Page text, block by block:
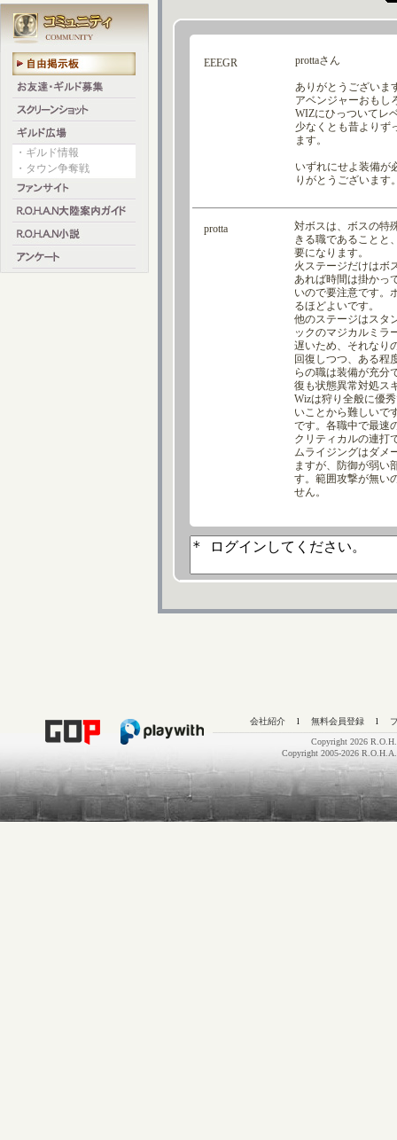
・ギルド情報
・タウン争奪戦
会社紹介 l 無料会員登録 l
Copyright 2026
Copyright 2005-2026